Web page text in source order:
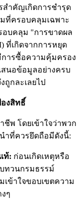
สำคัญเกิดการชำรุด
ที่ครอบคลุมเฉพาะ
อบคลุม "การขาดผล
ที่เกิดจากการหยุด
การซื้อความคุ้มครอง
สนอข้อมูลอย่างครบ
ถูกละเลยไป
งสิทธิ์
พ โดยเข้าใจว่าพวก
ำที่ควรยึดถือมีดังนี้:
ท้: ก่อนเกิดเหตุหรือ
ทวนกรมธรรม์
เข้าใจขอบเขตความ
ๆ